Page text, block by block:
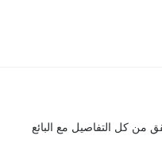
من كل التفاصيل مع البائع